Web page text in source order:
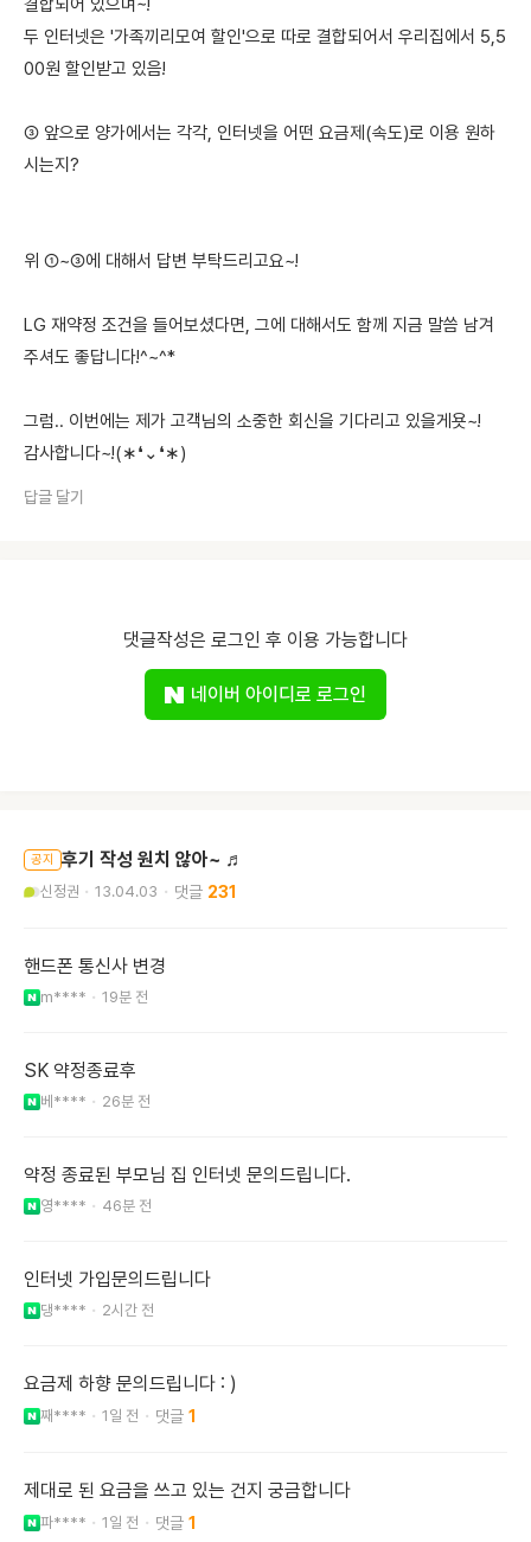
결합되어 있으며~!
두 인터넷은 '가족끼리모여 할인'으로 따로 결합되어서 우리집에서 5,5
00원 할인받고 있음!
③ 앞으로 양가에서는 각각, 인터넷을 어떤 요금제(속도)로 이용 원하
시는지?
위 ①~③에 대해서 답변 부탁드리고요~!
LG 재약정 조건을 들어보셨다면, 그에 대해서도 함께 지금 말씀 남겨
주셔도 좋답니다!^~^*
그럼.. 이번에는 제가 고객님의 소중한 회신을 기다리고 있을게욧~!
감사합니다~!(∗❛⌄❛∗)
답글 달기
댓글작성은 로그인 후 이용 가능합니다
네이버 아이디로 로그인
공지 후기 작성 원치 않아~ ♬
신정권 13.04.03 231
핸드폰 통신사 변경
m**** 19분 전
SK 약정종료후
베**** 26분 전
약정 종료된 부모님 집 인터넷 문의드립니다.
영**** 46분 전
인터넷 가입문의드립니다
댕**** 2시간 전
요금제 하향 문의드립니다 : )
째**** 1일 전 1
제대로 된 요금을 쓰고 있는 건지 궁금합니다
파**** 1일 전 1